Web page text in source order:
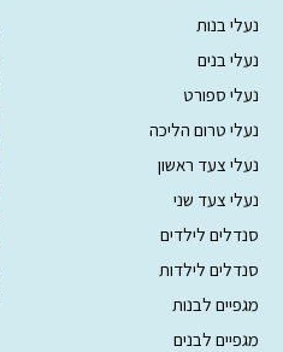
נעלי בנות
נעלי בנים
נעלי ספורט
נעלי טרום הליכה
נעלי צעד ראשון
נעלי צעד שני
סנדלים לילדים
סנדלים לילדות
מגפיים לבנות
מגפיים לבנים